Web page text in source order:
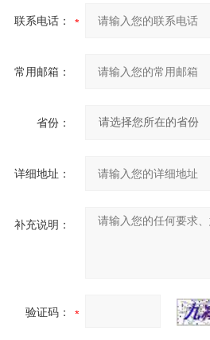
联系电话：
常用邮箱：
省份：
详细地址：
补充说明：
验证码：